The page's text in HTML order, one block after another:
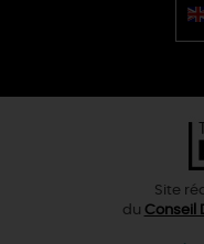
Site
du Conseil